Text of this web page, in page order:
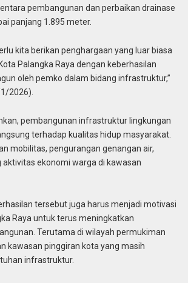
pembangunan dan perbaikan drainase
panjang 1.895 meter.
kita berikan penghargaan yang luar biasa
Palangka Raya dengan keberhasilan
oleh pemko dalam bidang infrastruktur,”
2026).
pembangunan infrastruktur lingkungan
terhadap kualitas hidup masyarakat.
mobilitas, pengurangan genangan air,
aktivitas ekonomi warga di kawasan
tersebut juga harus menjadi motivasi
Raya untuk terus meningkatkan
Terutama di wilayah permukiman
kawasan pinggiran kota yang masih
infrastruktur.